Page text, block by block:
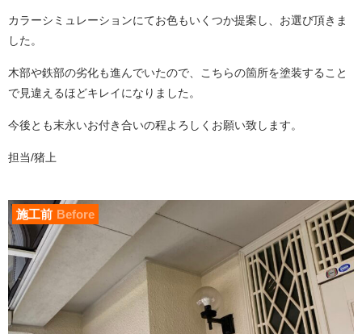
カラーシミュレーションにてお色もいくつか提案し、お選び頂きま
した。
木部や鉄部の劣化も進んでいたので、こちらの箇所を塗装すること
で見違えるほどキレイになりました。
今後とも末永いお付き合いの程よろしくお願い致します。
担当/猪上
施工前 Before